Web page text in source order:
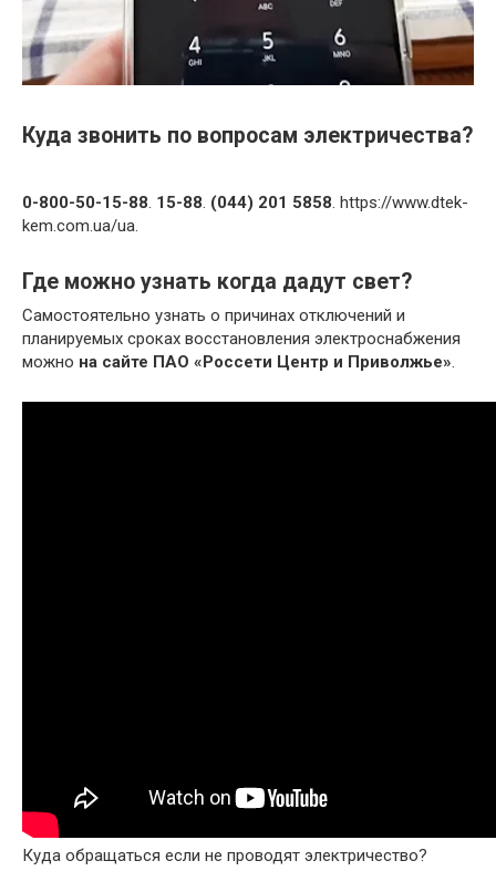
Куда звонить по вопросам электричества?
0-800-50-15-88. 15-88. (044) 201 5858. https://www.dtek-
kem.com.ua/ua.
Где можно узнать когда дадут свет?
Самостоятельно узнать о причинах отключений и
планируемых сроках восстановления электроснабжения
можно на сайте ПАО «Россети Центр и Приволжье».
Куда обращаться если не проводят электричество?